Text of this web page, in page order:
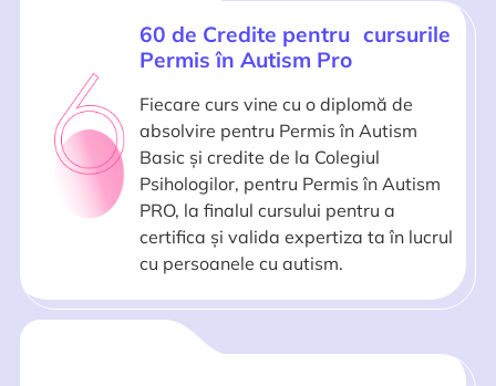
60 de Credite pentru cursurile
Permis în Autism Pro
Fiecare curs vine cu o diplomă de
absolvire pentru Permis în Autism
Basic și credite de la Colegiul
Psihologilor, pentru Permis în Autism
PRO, la finalul cursului pentru a
certifica și valida expertiza ta în lucrul
cu persoanele cu autism.